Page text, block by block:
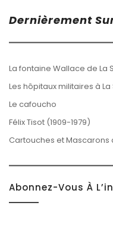
Dernièrement
La fontaine Wallace de La
Les hôpitaux militaires à
Le cafoucho
Félix Tisot (1909-1979)
Cartouches et Mascarons
Abonnez-Vous À